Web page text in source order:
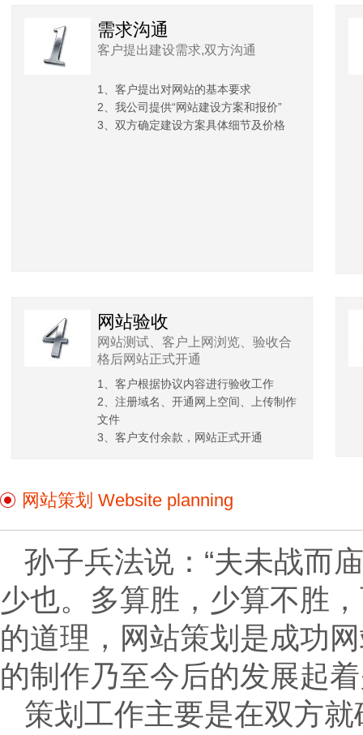
需求沟通
客户提出建设需求,双方沟通
1、客户提出对网站的基本要求
2、我公司提供“网站建设方案和报价”
3、双方确定建设方案具体细节及价格
网站验收
网站测试、客户上网浏览、验收合
格后网站正式开通
1、客户根据协议内容进行验收工作
2、注册域名、开通网上空间、上传制作
文件
3、客户支付余款，网站正式开通
网站策划 Website planning
孙子兵法说：“夫未战而
少也。多算胜，少算不胜
的道理，网站策划是成功
的制作乃至今后的发展起
策划工作主要是在双方